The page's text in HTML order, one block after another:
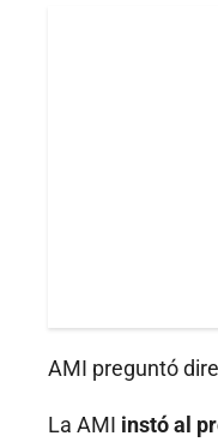
AMI preguntó
La AMI instó al